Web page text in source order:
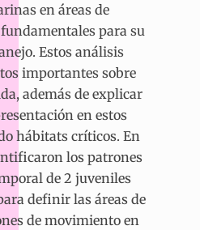
en áreas de
para su
Estos análisis
importantes sobre
además de explicar
en estos
hábitats críticos. En
los patrones
de 2 juveniles
definir las áreas de
de movimiento en